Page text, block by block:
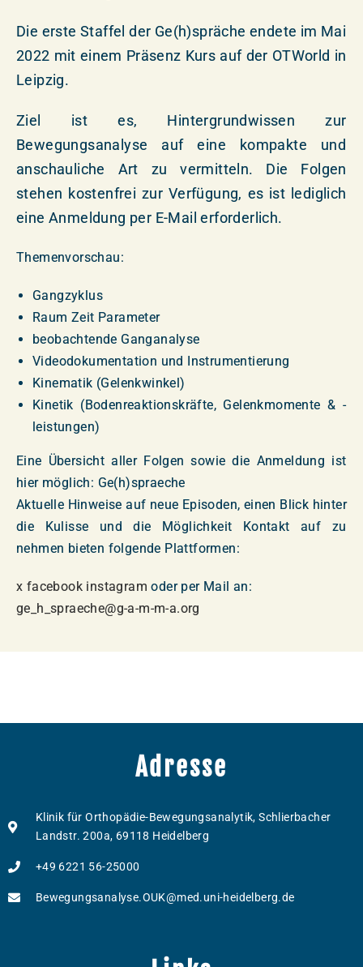
Die erste Staffel der Ge(h)spräche endete im Mai
2022 mit einem Präsenz Kurs auf der OTWorld in
Leipzig.
Ziel ist es, Hintergrundwissen zur
Bewegungsanalyse auf eine kompakte und
anschauliche Art zu vermitteln. Die Folgen
stehen kostenfrei zur Verfügung, es ist lediglich
eine Anmeldung per E-Mail erforderlich.
Themenvorschau:
Gangzyklus
Raum Zeit Parameter
beobachtende Ganganalyse
Videodokumentation und Instrumentierung
Kinematik (Gelenkwinkel)
Kinetik (Bodenreaktionskräfte, Gelenkmomente & -
leistungen)
Eine Übersicht aller Folgen sowie die Anmeldung ist
hier möglich: Ge(h)spraeche
Aktuelle Hinweise auf neue Episoden, einen Blick hinter
die Kulisse und die Möglichkeit Kontakt auf zu
nehmen bieten folgende Plattformen:
x facebook instagramoder per Mail an:
ge_h_spraeche@g-a-m-m-a.org
Adresse
Klinik für Orthopädie-Bewegungsanalytik, Schlierbacher
Landstr. 200a, 69118 Heidelberg
+49 6221 56-25000
Bewegungsanalyse.OUK@med.uni-heidelberg.de